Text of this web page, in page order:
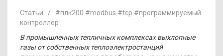
Статьи / #плк200 #modbus #tcp #программируемый
контроллер
В промышленных тепличных комплексах выхлопные
газы от собственных теплоэлектростанций